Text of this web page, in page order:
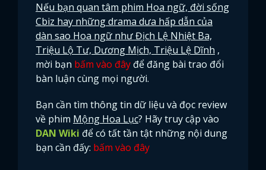
Nếu bạn quan tâm phim Hoa ngữ, đời sống
Cbiz hay những drama dưa hấp dẫn của
dàn sao Hoa ngữ như Địch Lệ Nhiệt Ba,
Triệu Lộ Tư, Dương Mịch, Triệu Lệ Dĩnh ,
mời bạn bấm vào đây để đăng bài trao đổi
bàn luận cùng mọi người.
Bạn cần tìm thông tin dữ liệu và đọc review
về phim Mộng Hoa Lục? Hãy truy cập vào
DAN Wiki để có tất tần tật những nội dung
bạn cần đấy: bấm vào đây